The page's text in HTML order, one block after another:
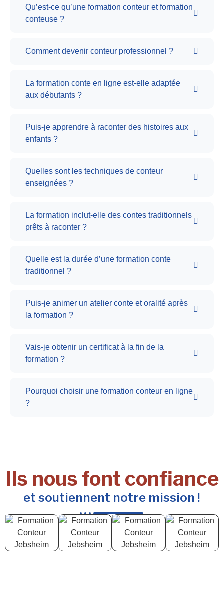
Qu’est-ce qu’une formation conteur et formation
conteuse ?
Comment devenir conteur professionnel ?
La formation conte en ligne est-elle adaptée
aux débutants ?
Puis-je apprendre à raconter des histoires aux
enfants ?
Quelles sont les techniques de conteur
enseignées ?
La formation inclut-elle des contes traditionnels
prêts à raconter ?
Quelle est la durée d’une formation conte
traditionnel ?
Puis-je animer un atelier conte et oralité après
la formation ?
Vais-je obtenir un certificat à la fin de la
formation ?
Pourquoi choisir une formation conteur en ligne
?
Ils nous font confiance
et soutiennent notre mission !